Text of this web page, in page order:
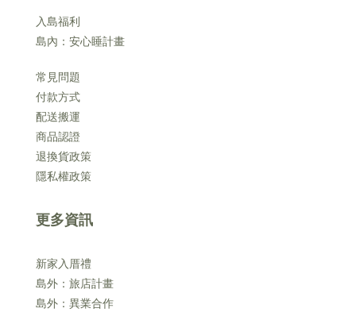
入島福利
島內：安心睡計畫
常見問題
付款方式
配送搬運
商品認證
退換貨政策
隱私權政策
更多資訊
新家入厝禮
島外：旅店計畫
島外：異業合作